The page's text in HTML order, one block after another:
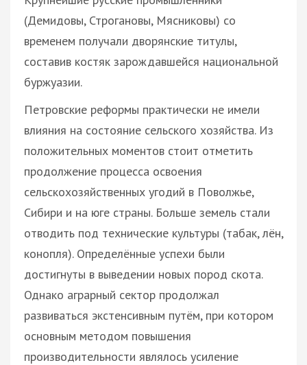
(Демидовы, Строгановы, Мясниковы) со
временем получали дворянские титулы,
составив костяк зарождавшейся национальной
буржуазии.
Петровские реформы практически не имели
влияния на состояние сельского хозяйства. Из
положительных моментов стоит отметить
продолжение процесса освоения
сельскохозяйственных угодий в Поволжье,
Сибири и на юге страны. Больше земель стали
отводить под технические культуры (табак, лён,
конопля). Определённые успехи были
достигнуты в выведении новых пород скота.
Однако аграрный сектор продолжал
развиваться экстенсивным путём, при котором
основным методом повышения
производительности являлось усиление